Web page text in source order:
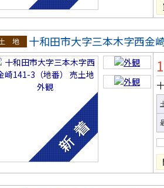
地
十和田市大字三本木字西金